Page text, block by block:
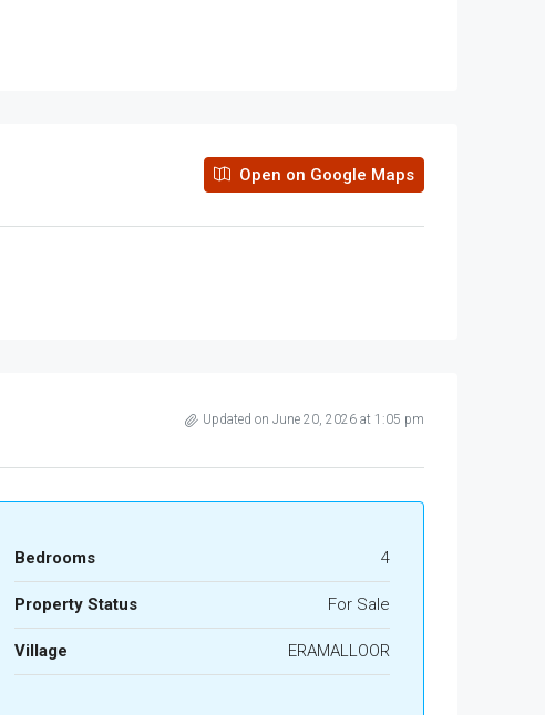
Open on Google Maps
Updated on June 20, 2026 at 1:05 pm
Bedrooms 4
Property Status For Sale
Village ERAMALLOOR